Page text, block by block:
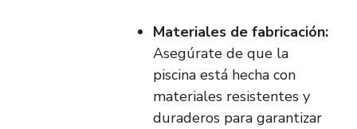
Materiales de fabricación:
Asegúrate de que la
piscina está hecha con
materiales resistentes y
duraderos para garantizar